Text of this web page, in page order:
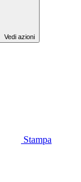
Vedi azioni
Stampa